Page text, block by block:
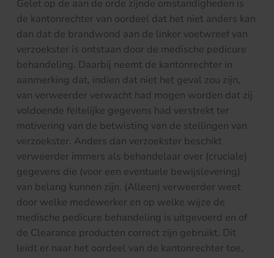
Gelet op de aan de orde zijnde omstandigheden is
de kantonrechter van oordeel dat het niet anders kan
dan dat de brandwond aan de linker voetwreef van
verzoekster is ontstaan door de medische pedicure
behandeling. Daarbij neemt de kantonrechter in
aanmerking dat, indien dat niet het geval zou zijn,
van verweerder verwacht had mogen worden dat zij
voldoende feitelijke gegevens had verstrekt ter
motivering van de betwisting van de stellingen van
verzoekster. Anders dan verzoekster beschikt
verweerder immers als behandelaar over (cruciale)
gegevens die (voor een eventuele bewijslevering)
van belang kunnen zijn. (Alleen) verweerder weet
door welke medewerker en op welke wijze de
medische pedicure behandeling is uitgevoerd en of
de Clearance producten correct zijn gebruikt. Dit
leidt er naar het oordeel van de kantonrechter toe,